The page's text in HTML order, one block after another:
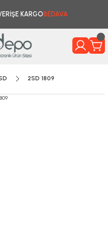
KARGO BEDAVA
2SD 1809